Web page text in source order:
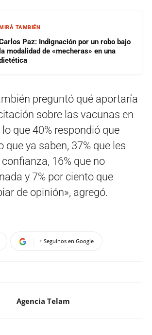
TAMBIÉN
Paz: Indignación por un robo bajo
la modalidad de «mecheras» en una
preguntó qué aportaría
sobre las vacunas en
que 40% respondió que
que ya saben, 37% que les
16% que no
y 7% por ciento que
de opinión», agregó.
+ Seguinos en Google
Agencia Telam